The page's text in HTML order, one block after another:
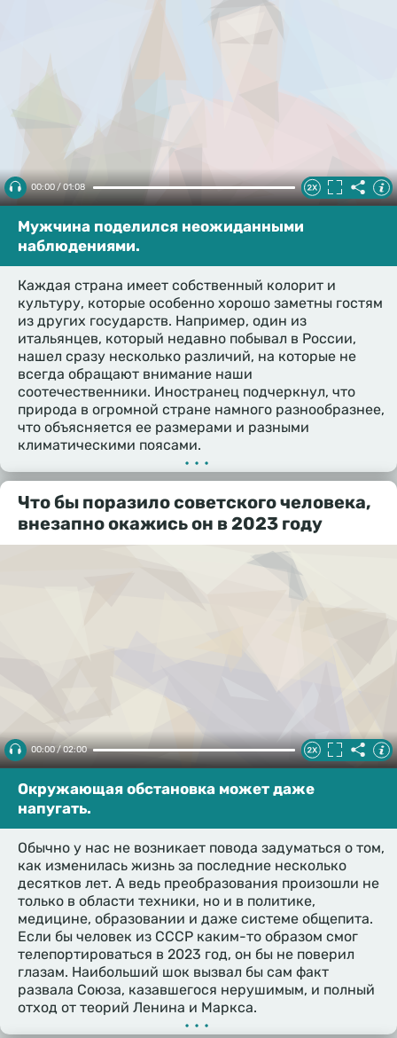
00:00 / 01:08
Мужчина поделился неожиданными
наблюдениями.
Каждая страна имеет собственный колорит и
культуру, которые особенно хорошо заметны гостям
из других государств. Например, один из
итальянцев, который недавно побывал в России,
нашел сразу несколько различий, на которые не
всегда обращают внимание наши
соотечественники. Иностранец подчеркнул, что
природа в огромной стране намного разнообразнее,
что объясняется ее размерами и разными
климатическими поясами.
•••
Что бы поразило советского человека,
внезапно окажись он в 2023 году
00:00 / 02:00
Окружающая обстановка может даже
напугать.
Обычно у нас не возникает повода задуматься о том,
как изменилась жизнь за последние несколько
десятков лет. А ведь преобразования произошли не
только в области техники, но и в политике,
медицине, образовании и даже системе общепита.
Если бы человек из СССР каким-то образом смог
телепортироваться в 2023 год, он бы не поверил
глазам. Наибольший шок вызвал бы сам факт
развала Союза, казавшегося нерушимым, и полный
отход от теорий Ленина и Маркса.
•••